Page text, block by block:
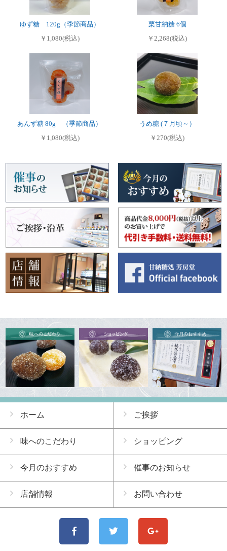
ゆず糖 120g（季節商品）
￥1,080(税込)
栗甘納糖 6個
￥2,268(税込)
あんず糖 80g （季節商品）
￥1,080(税込)
うめ糖 (７月頃～）
￥270(税込)
ホーム ご挨拶
味へのこだわり ショッピング
今月のおすすめ 催事のお知らせ
店舗情報 お問い合わせ